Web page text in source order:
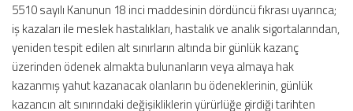
5510 sayılı Kanunun 18 inci maddesinin dördüncü fıkrası uyarınca;
iş kazaları ile meslek hastalıkları, hastalık ve analık sigortalarından,
yeniden tespit edilen alt sınırların altında bir günlük kazanç
üzerinden ödenek almakta bulunanların veya almaya hak
kazanmış yahut kazanacak olanların bu ödeneklerinin, günlük
kazancın alt sınırındaki değişikliklerin yürürlüğe girdiği tarihten